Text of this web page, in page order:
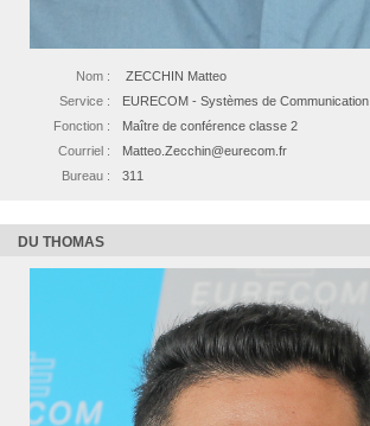
Nom :
ZECCHIN Matteo
Service :
EURECOM - Systèmes de Communication
Fonction :
Maître de conférence classe 2
Courriel :
Matteo.Zecchin@eurecom.fr
Bureau :
311
DU THOMAS